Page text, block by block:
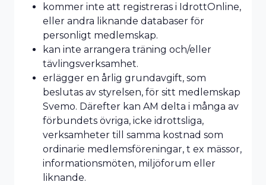
kommer inte att registreras i IdrottOnline,
eller andra liknande databaser för
personligt medlemskap.
kan inte arrangera träning och/eller
tävlingsverksamhet.
erlägger en årlig grundavgift, som
beslutas av styrelsen, för sitt medlemskap
Svemo. Därefter kan AM delta i många av
förbundets övriga, icke idrottsliga,
verksamheter till samma kostnad som
ordinarie medlemsföreningar, t ex mässor,
informationsmöten, miljöforum eller
liknande.